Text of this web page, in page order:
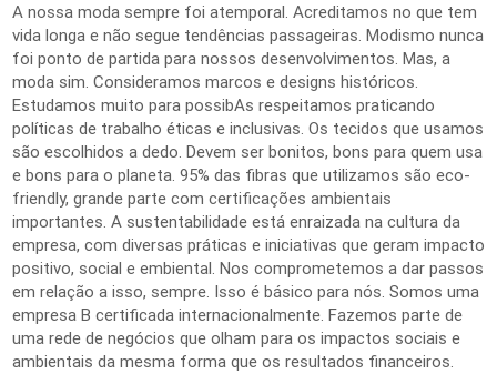
A nossa moda sempre foi atemporal. Acreditamos no que tem
vida longa e não segue tendências passageiras. Modismo nunca
foi ponto de partida para nossos desenvolvimentos. Mas, a
moda sim. Consideramos marcos e designs históricos.
Estudamos muito para possibAs respeitamos praticando
políticas de trabalho éticas e inclusivas. Os tecidos que usamos
são escolhidos a dedo. Devem ser bonitos, bons para quem usa
e bons para o planeta. 95% das fibras que utilizamos são eco-
friendly, grande parte com certificações ambientais
importantes. A sustentabilidade está enraizada na cultura da
empresa, com diversas práticas e iniciativas que geram impacto
positivo, social e embiental. Nos comprometemos a dar passos
em relação a isso, sempre. Isso é básico para nós. Somos uma
empresa B certificada internacionalmente. Fazemos parte de
uma rede de negócios que olham para os impactos sociais e
ambientais da mesma forma que os resultados financeiros.